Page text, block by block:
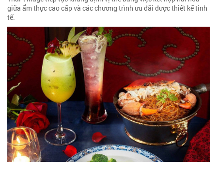
giữa ẩm thực cao cấp và các chương trình ưu đãi được thiết kế tinh
tế.